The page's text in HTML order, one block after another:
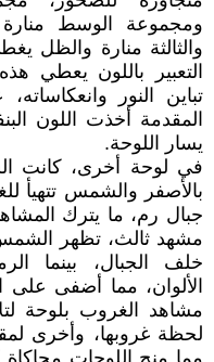
ومجموعة الوسط منارة
والثالثة منارة والظل
التعبير باللون يعطي
تباين النور
المقدمة أخذت اللون
يسار اللوحة.
في لوحة أخرى، كانت
بالأصفر والشمس تتهيأ
جبال رم، ما يترك
مشهد ثالث، تظهر
خلف الجبال، بينما
الألوان، مما أضفى على
مشاهد الغروب بلوحة
لحظة غروبها، وأخرى